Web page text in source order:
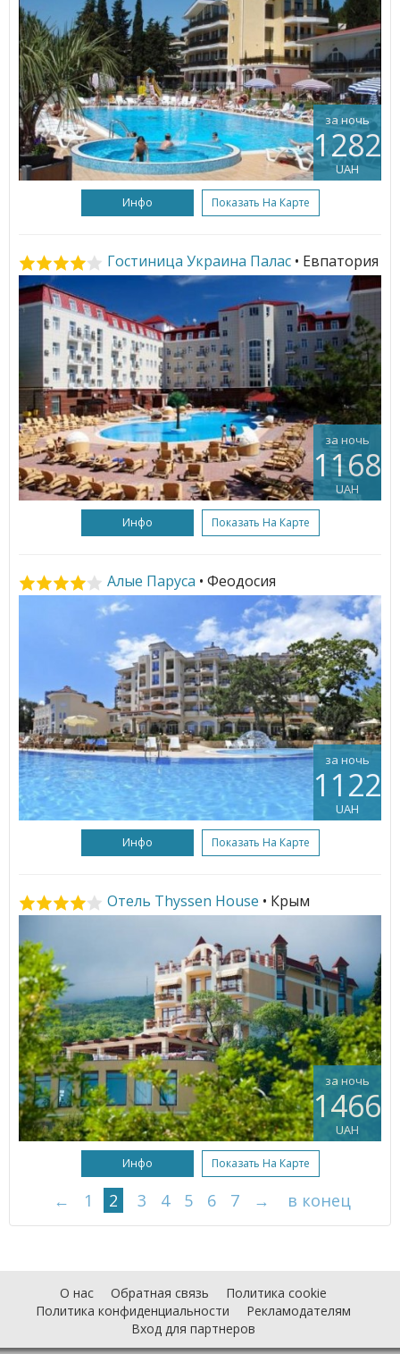
за ночь
1282
UAH
Инфо Показать На Карте
Гостиница Украина Палас • Евпатория
за ночь
1168
UAH
Инфо Показать На Карте
Алые Паруса • Феодосия
за ночь
1122
UAH
Инфо Показать На Карте
Отель Thyssen House • Крым
за ночь
1466
UAH
Инфо Показать На Карте
← 1 2 3 4 5 6 7 → в конец
О нас Обратная связь
Политика cookie
Политика конфиденциальности
Рекламодателям
Вход для партнеров